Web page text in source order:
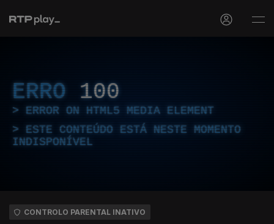
ERRO 100
ERROR ON HTML5 MEDIA ELEMENT
ESTE CONTEÚDO ESTÁ NESTE MOMENTO
INDISPONÍVEL
CONTROLO PARENTAL INATIVO